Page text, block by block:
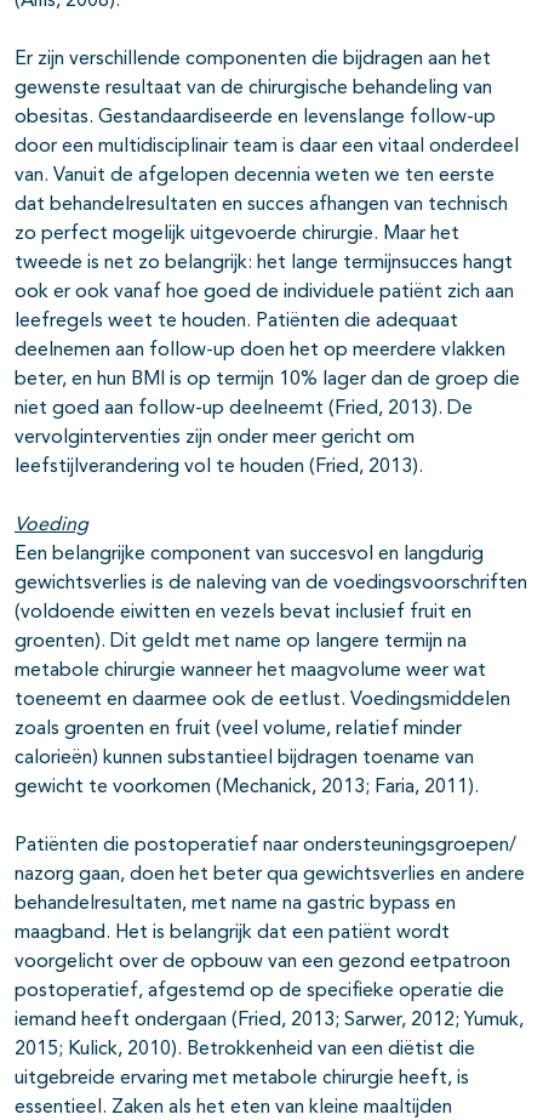
Er zijn verschillende componenten die bijdragen aan het
gewenste resultaat van de chirurgische behandeling van
obesitas. Gestandaardiseerde en levenslange follow-up
door een multidisciplinair team is daar een vitaal onderdeel
van. Vanuit de afgelopen decennia weten we ten eerste
dat behandelresultaten en succes afhangen van technisch
zo perfect mogelijk uitgevoerde chirurgie. Maar het
tweede is net zo belangrijk: het lange termijnsucces hangt
ook er ook vanaf hoe goed de individuele patiënt zich aan
leefregels weet te houden. Patiënten die adequaat
deelnemen aan follow-up doen het op meerdere vlakken
beter, en hun BMI is op termijn 10% lager dan de groep die
niet goed aan follow-up deelneemt (Fried, 2013). De
vervolginterventies zijn onder meer gericht om
leefstijlverandering vol te houden (Fried, 2013).
Voeding
Een belangrijke component van succesvol en langdurig
gewichtsverlies is de naleving van de voedingsvoorschriften
(voldoende eiwitten en vezels bevat inclusief fruit en
groenten). Dit geldt met name op langere termijn na
metabole chirurgie wanneer het maagvolume weer wat
toeneemt en daarmee ook de eetlust. Voedingsmiddelen
zoals groenten en fruit (veel volume, relatief minder
calorieën) kunnen substantieel bijdragen toename van
gewicht te voorkomen (Mechanick, 2013; Faria, 2011).
Patiënten die postoperatief naar ondersteuningsgroepen/
nazorg gaan, doen het beter qua gewichtsverlies en andere
behandelresultaten, met name na gastric bypass en
maagband. Het is belangrijk dat een patiënt wordt
voorgelicht over de opbouw van een gezond eetpatroon
postoperatief, afgestemd op de specifieke operatie die
iemand heeft ondergaan (Fried, 2013; Sarwer, 2012; Yumuk,
2015; Kulick, 2010). Betrokkenheid van een diëtist die
uitgebreide ervaring met metabole chirurgie heeft, is
essentieel. Zaken als het eten van kleine maaltijden